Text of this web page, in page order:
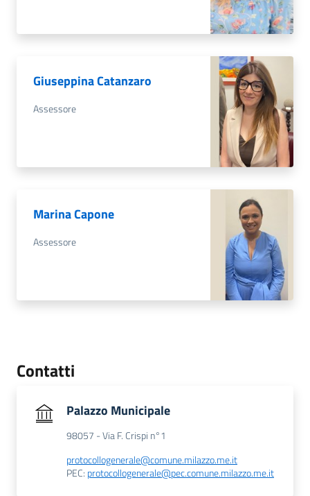
Giuseppina Catanzaro
Assessore
Marina Capone
Assessore
Contatti
Palazzo Municipale
98057 - Via F. Crispi n°1
protocollogenerale@comune.milazzo.me.it
PEC: protocollogenerale@pec.comune.milazzo.me.it